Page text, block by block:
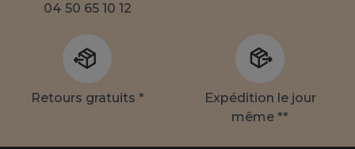
04 50 65 10 12
Retours gratuits *
Expédition le jour
même **